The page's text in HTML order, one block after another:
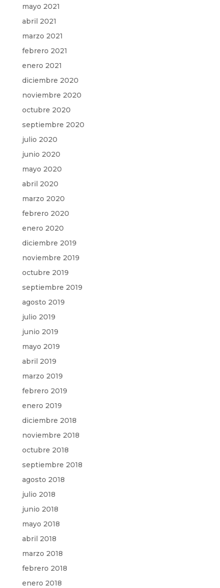
mayo 2021
abril 2021
marzo 2021
febrero 2021
enero 2021
diciembre 2020
noviembre 2020
octubre 2020
septiembre 2020
julio 2020
junio 2020
mayo 2020
abril 2020
marzo 2020
febrero 2020
enero 2020
diciembre 2019
noviembre 2019
octubre 2019
septiembre 2019
agosto 2019
julio 2019
junio 2019
mayo 2019
abril 2019
marzo 2019
febrero 2019
enero 2019
diciembre 2018
noviembre 2018
octubre 2018
septiembre 2018
agosto 2018
julio 2018
junio 2018
mayo 2018
abril 2018
marzo 2018
febrero 2018
enero 2018